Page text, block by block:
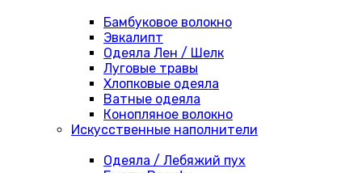
Бамбуковое волокно
Эвкалипт
Одеяла Лен / Шелк
Луговые травы
Хлопковые одеяла
Ватные одеяла
Конопляное волокно
Искусственные наполнители
Одеяла / Лебяжий пух